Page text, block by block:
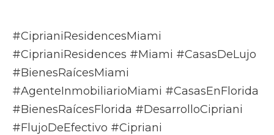
#CiprianiResidencesMiami
#CiprianiResidences #Miami #CasasDeLujo
#BienesRaícesMiami
#AgenteInmobiliarioMiami #CasasEnFlorida
#BienesRaícesFlorida #DesarrolloCipriani
#FlujoDeEfectivo #Cipriani